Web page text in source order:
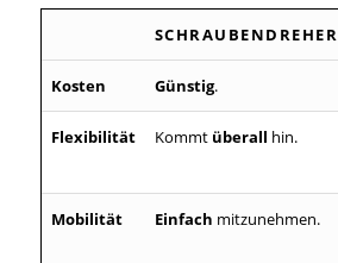
SCHRAUBENDREHER
Kosten Günstig.
Flexibilität Kommt überall hin.
Mobilität Einfach mitzunehmen.